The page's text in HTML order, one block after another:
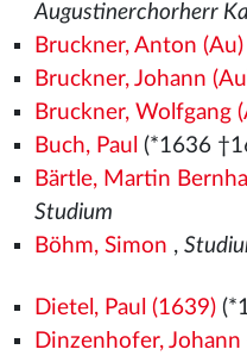
Augustinerchorherr
Bruckner, Anton (Au)
Bruckner, Johann
Bruckner, Wolfgang
Buch, Paul (*1636
Bärtle, Martin
Studium
Böhm, Simon ,
Dietel, Paul (1639)
Dinzenhofer, Johann